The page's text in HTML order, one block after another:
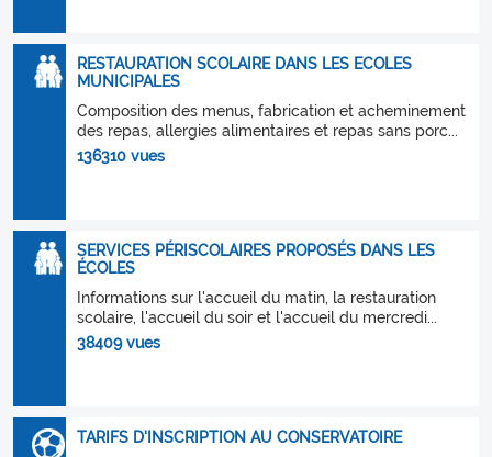
RESTAURATION SCOLAIRE DANS LES ECOLES
MUNICIPALES
Composition des menus, fabrication et acheminement
des repas, allergies alimentaires et repas sans porc...
136310 vues
SERVICES PÉRISCOLAIRES PROPOSÉS DANS LES
ÉCOLES
Informations sur l'accueil du matin, la restauration
scolaire, l'accueil du soir et l'accueil du mercredi...
38409 vues
TARIFS D'INSCRIPTION AU CONSERVATOIRE